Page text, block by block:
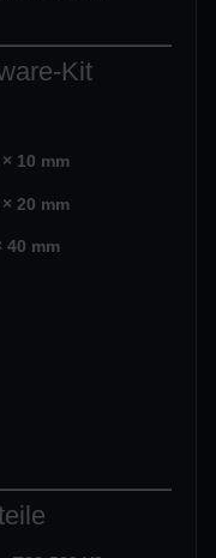
Kit
10 mm
20 mm
40 mm